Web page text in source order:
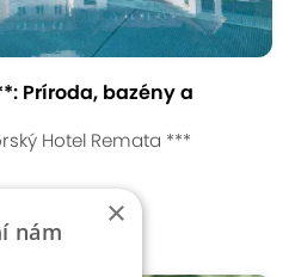
Príroda, bazény a
Hotel Remata ***
×
nám